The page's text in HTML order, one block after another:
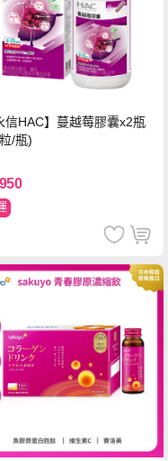
信HAC】蔓越莓膠囊x2瓶
/瓶)